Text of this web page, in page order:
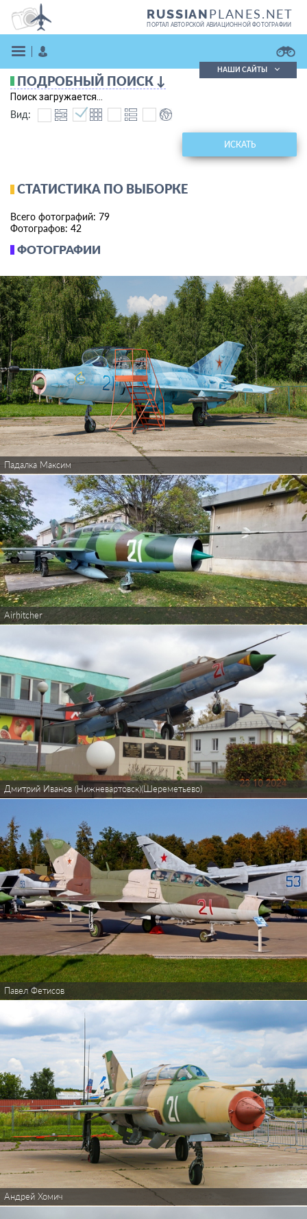
RUSSIANPLANES.NET
ПОРТАЛ АВТОРСКОЙ АВИАЦИОННОЙ ФОТОГРАФИИ
Поиск в реестре
Кратко
Подробно
НАШИ САЙТЫ
ФОТОГРАФИИ
Падалка Максим
Airhitcher
Дмитрий Иванов (Нижневартовск)(Шереметьево)
Павел Фетисов
Андрей Хомич
ПОДРОБНЫЙ ПОИСК ↓
Поиск загружается...
Вид:
ИСКАТЬ
СТАТИСТИКА ПО ВЫБОРКЕ
Всего фотографий: 79
Фотографов: 42